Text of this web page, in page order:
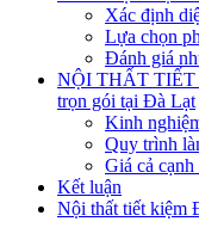
Xác định
Lựa chọn
Đánh giá
NỘI THẤT TIẾT
trọn gói tại Đà Lạt
Kinh
Quy trình
Giá cả cạnh
Kết luận
Nội thất tiết kiệm